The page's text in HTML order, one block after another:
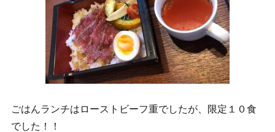
ごはんランチはローストビーフ重でしたが、限定１０食
でした！！